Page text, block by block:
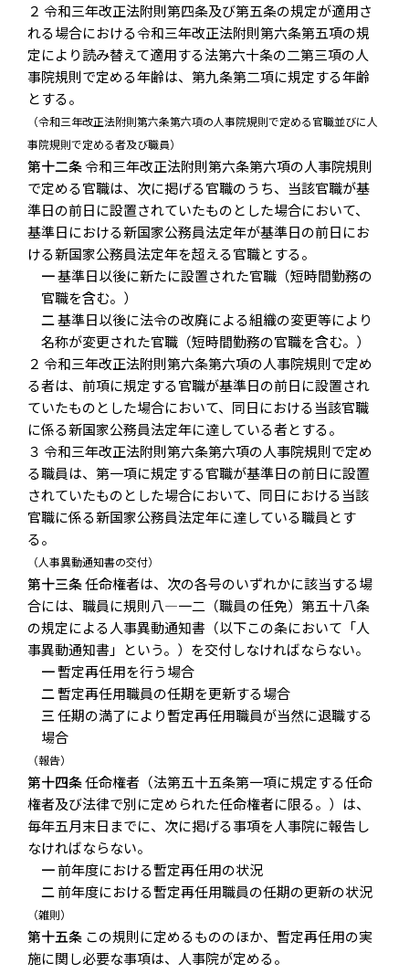
２ 令和三年改正法附則第四条及び第五条の規定が適用さ
れる場合における令和三年改正法附則第六条第五項の規
定により読み替えて適用する法第六十条の二第三項の人
事院規則で定める年齢は、第九条第二項に規定する年齢
とする。
（令和三年改正法附則第六条第六項の人事院規則で定める官職並びに人
事院規則で定める者及び職員）
第十二条令和三年改正法附則第六条第六項の人事院規則
で定める官職は、次に掲げる官職のうち、当該官職が基
準日の前日に設置されていたものとした場合において、
基準日における新国家公務員法定年が基準日の前日にお
ける新国家公務員法定年を超える官職とする。
一基準日以後に新たに設置された官職（短時間勤務の
官職を含む。）
二基準日以後に法令の改廃による組織の変更等により
名称が変更された官職（短時間勤務の官職を含む。）
２ 令和三年改正法附則第六条第六項の人事院規則で定め
る者は、前項に規定する官職が基準日の前日に設置され
ていたものとした場合において、同日における当該官職
に係る新国家公務員法定年に達している者とする。
３ 令和三年改正法附則第六条第六項の人事院規則で定め
る職員は、第一項に規定する官職が基準日の前日に設置
されていたものとした場合において、同日における当該
官職に係る新国家公務員法定年に達している職員とす
る。
（人事異動通知書の交付）
第十三条任命権者は、次の各号のいずれかに該当する場
合には、職員に規則八―一二（職員の任免）第五十八条
の規定による人事異動通知書（以下この条において「人
事異動通知書」という。）を交付しなければならない。
一暫定再任用を行う場合
二暫定再任用職員の任期を更新する場合
三任期の満了により暫定再任用職員が当然に退職する
場合
（報告）
第十四条任命権者（法第五十五条第一項に規定する任命
権者及び法律で別に定められた任命権者に限る。）は、
毎年五月末日までに、次に掲げる事項を人事院に報告し
なければならない。
一前年度における暫定再任用の状況
二前年度における暫定再任用職員の任期の更新の状況
（雑則）
第十五条 この規則に定めるもののほか、暫定再任用の実
施に関し必要な事項は、人事院が定める。